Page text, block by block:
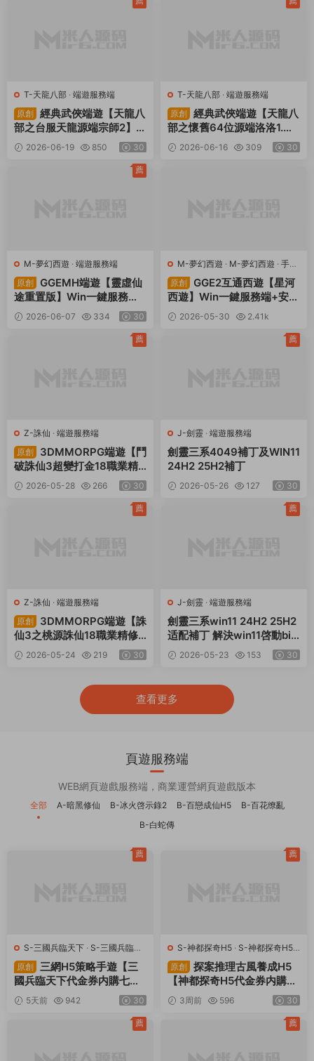
T-天龍八部 · 端遊服務端
原創
經典武俠端遊【天龍八
部之台服天龍源端宗師2】Li
nux手工服務端+PC客戶端+
GM工具+網頁注冊+視頻架
2026-06-19 850 30
T-天龍八部 · 端遊服務端
原創
經典武俠端遊【天龍八
部之懷舊64位源端洛洛1.
9】Linux手工服務端+PC客
戶端+GM工具+網頁注冊
2026-06-16 309 30
M-夢幻西遊 · 端遊服務端
原創
GGEMH端遊【靈虛仙
途重置版】Win一鍵服務端+
PC客戶端+網關+内置GM
+全套源碼+視頻架設教程
2026-06-07 334 30
薦
M-夢幻西遊 · M-夢幻西遊 · 手遊
服務端 · 端遊服務端
原創
GGE2互通西遊【星河
西遊】Win一鍵服務端+安卓
蘋果PC三端+全套源碼+視
頻架設教程
2026-05-30
2.41k
Z-誅仙 · 端遊服務端
原創
3DMMORPG端遊【鬥
破誅仙3超變打金18職業精
修版】Linux手工服務端+G
M工具+網頁注冊+PC客戶
2026-05-28 266 30
薦
J-劍靈 · 端遊服務端
劍靈三系4049補丁及WIN11
24H2 25H2補丁
2026-05-26 127 30
薦
Z-誅仙 · 端遊服務端
原創
3DMMORPG端遊【誅
仙3之桃源誅仙18職業精修
版】Linux手工服務端+GM
工具+網頁注冊+PC客戶端
2026-05-24 219 30
薦
J-劍靈 · 端遊服務端
劍靈三系win11 24H2 25H2
适配補丁 解決win11啓動bin
64無反應問題 據說也能解決
4049
2026-05-23 153 30
薦
查看更多
頁遊服務端
WEB網頁遊戲服務端，商業運營網頁遊戲版本
全部 A-暗黑修仙 B-冰火啓示錄2 B-百戀成仙H5
B-百花缭亂
B-白蛇傳
S-三國兵臨天下 · S-三國兵臨天
下· 手遊服務端·頁遊服務端
原創
三網H5策略手遊【三
國兵臨天下代金券内購七合
修複版】Linux手工服務端
+管理後台+GM授權後台
+簡易安卓客戶端+視頻架設
5天前 942 30
薦
S-神都探奇H5 · S-神都探奇H5·
手遊服務端·頁遊服務端
原創
探案推理古風養成H5
【神都探奇H5代金券内購
版】Linux手工服務端+CDK
授權後台+視頻架設教程
3周前 596 30
薦
薦 薦